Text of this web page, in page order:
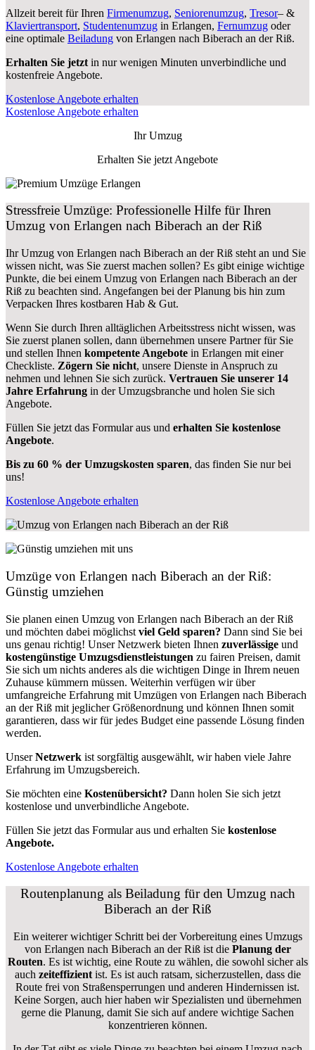
Allzeit bereit für Ihren Firmenumzug, Seniorenumzug, Tresor– &
Klaviertransport, Studentenumzug in Erlangen, Fernumzug oder
eine optimale Beiladung von Erlangen nach Biberach an der Riß.
Erhalten Sie jetzt in nur wenigen Minuten unverbindliche und
kostenfreie Angebote.
Kostenlose Angebote erhalten
Kostenlose Angebote erhalten
Ihr Umzug
Erhalten Sie jetzt Angebote
Stressfreie Umzüge: Professionelle Hilfe für Ihren
Umzug von Erlangen nach Biberach an der Riß
Ihr Umzug von Erlangen nach Biberach an der Riß steht an und Sie
wissen nicht, was Sie zuerst machen sollen? Es gibt einige wichtige
Punkte, die bei einem Umzug von Erlangen nach Biberach an der
Riß zu beachten sind. Angefangen bei der Planung bis hin zum
Verpacken Ihres kostbaren Hab & Gut.
Wenn Sie durch Ihren alltäglichen Arbeitsstress nicht wissen, was
Sie zuerst planen sollen, dann übernehmen unsere Partner für Sie
und stellen Ihnen kompetente Angebote in Erlangen mit einer
Checkliste. Zögern Sie nicht, unsere Dienste in Anspruch zu
nehmen und lehnen Sie sich zurück. Vertrauen Sie unserer 14
Jahre Erfahrung in der Umzugsbranche und holen Sie sich
Angebote.
Füllen Sie jetzt das Formular aus und erhalten Sie kostenlose
Angebote.
Bis zu 60 % der Umzugskosten sparen, das finden Sie nur bei
uns!
Kostenlose Angebote erhalten
Umzüge von Erlangen nach Biberach an der Riß:
Günstig umziehen
Sie planen einen Umzug von Erlangen nach Biberach an der Riß
und möchten dabei möglichst viel Geld sparen? Dann sind Sie bei
uns genau richtig! Unser Netzwerk bieten Ihnen zuverlässige und
kostengünstige Umzugsdienstleistungen zu fairen Preisen, damit
Sie sich um nichts anderes als die wichtigen Dinge in Ihrem neuen
Zuhause kümmern müssen. Weiterhin verfügen wir über
umfangreiche Erfahrung mit Umzügen von Erlangen nach Biberach
an der Riß mit jeglicher Größenordnung und können Ihnen somit
garantieren, dass wir für jedes Budget eine passende Lösung finden
werden.
UnserNetzwerk ist sorgfältig ausgewählt, wir haben viele Jahre
Erfahrung im Umzugsbereich.
Sie möchten eine Kostenübersicht? Dann holen Sie sich jetzt
kostenlose und unverbindliche Angebote.
Füllen Sie jetzt das Formular aus und erhalten Sie kostenlose
Angebote.
Kostenlose Angebote erhalten
Routenplanung als Beiladung für den Umzug nach
Biberach an der Riß
Ein weiterer wichtiger Schritt bei der Vorbereitung eines Umzugs
von Erlangen nach Biberach an der Riß ist diePlanung der
Routen. Es ist wichtig, eine Route zu wählen, die sowohl sicher als
auch zeiteffizientist. Es ist auch ratsam, sicherzustellen, dass die
Route frei von Straßensperrungen und anderen Hindernissen ist.
Keine Sorgen, auch hier haben wir Spezialisten und übernehmen
gerne die Planung, damit Sie sich auf andere wichtige Sachen
konzentrieren können.